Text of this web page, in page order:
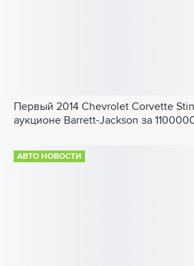
Первый 2014 Chevrolet Corvette
аукционе Barrett-Jackson за
АВТО НОВОСТИ